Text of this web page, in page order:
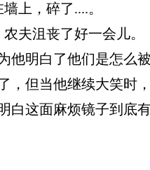
上，碎了....。
夫沮丧了好一会儿。
他明白了他们是怎么
，但当他继续大笑时
白这面麻烦镜子到底